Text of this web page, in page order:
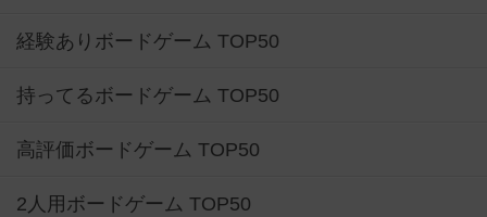
経験ありボードゲーム TOP50
持ってるボードゲーム TOP50
高評価ボードゲーム TOP50
2人用ボードゲーム TOP50